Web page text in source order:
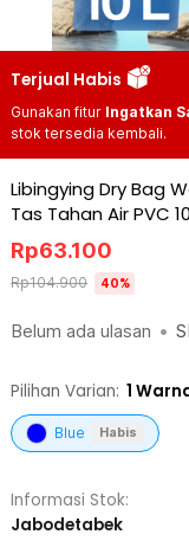
Terjual Habis
Gunakan fitur Ingatkan
stok tersedia kembali.
Libingying Dry Bag
Tas Tahan Air PVC
Belum ada ulasan •
Rp63.100
Rp104.900 40%
Pilihan Varian: 1
Blue Habis
Informasi Stok:
Jabodetabek